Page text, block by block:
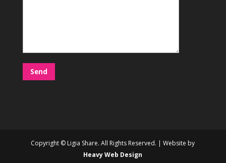
Copyright © Ligia Share. All Rights Reserved. | Website by
Heavy Web Design